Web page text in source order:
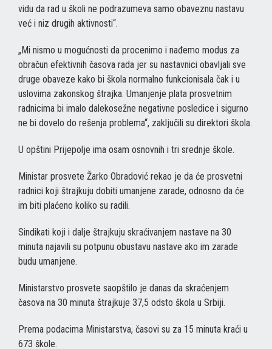
vidu da rad u školi ne podrazumeva samo obaveznu nastavu
već i niz drugih aktivnosti“.
„Mi nismo u mogućnosti da procenimo i nađemo modus za
obračun efektivnih časova rada jer su nastavnici obavljali sve
druge obaveze kako bi škola normalno funkcionisala čak i u
uslovima zakonskog štrajka. Umanjenje plata prosvetnim
radnicima bi imalo dalekosežne negativne posledice i sigurno
ne bi dovelo do rešenja problema“, zaključili su direktori škola.
U opštini Prijepolje ima osam osnovnih i tri srednje škole.
Ministar prosvete Žarko Obradović rekao je da će prosvetni
radnici koji štrajkuju dobiti umanjene zarade, odnosno da će
im biti plaćeno koliko su radili.
Sindikati koji i dalje štrajkuju skraćivanjem nastave na 30
minuta najavili su potpunu obustavu nastave ako im zarade
budu umanjene.
Ministarstvo prosvete saopštilo je danas da skraćenjem
časova na 30 minuta štrajkuje 37,5 odsto škola u Srbiji.
Prema podacima Ministarstva, časovi su za 15 minuta kraći u
673 škole.